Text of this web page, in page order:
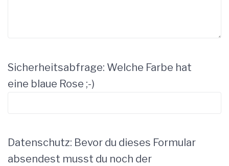
Sicherheitsabfrage: Welche Farbe hat
eine blaue Rose ;-)
Datenschutz: Bevor du dieses Formular
absendest musst du noch der